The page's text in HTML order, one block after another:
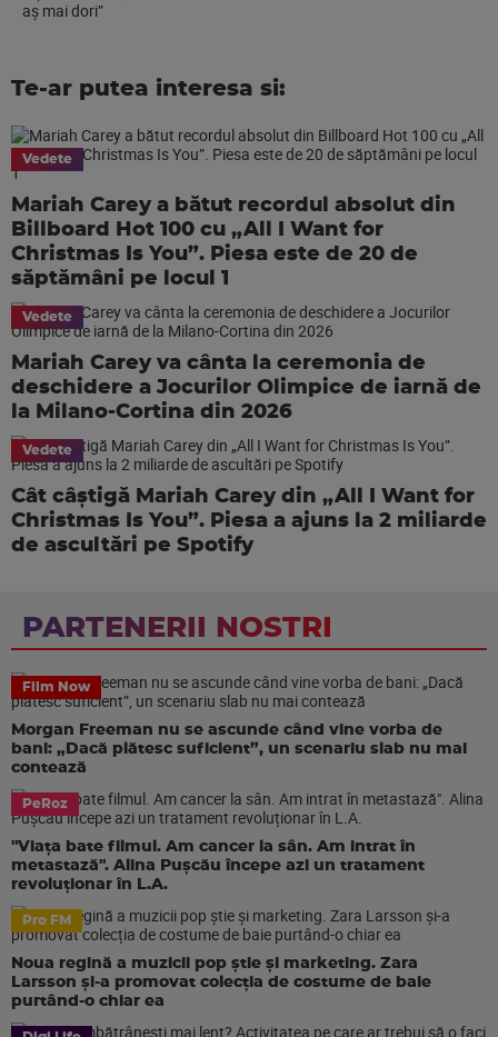
Te-ar putea interesa si:
Vedete
Mariah Carey a bătut recordul absolut din
Billboard Hot 100 cu „All I Want for
Christmas Is You”. Piesa este de 20 de
săptămâni pe locul 1
Vedete
Mariah Carey va cânta la ceremonia de
deschidere a Jocurilor Olimpice de iarnă de
la Milano-Cortina din 2026
Vedete
Cât câștigă Mariah Carey din „All I Want for
Christmas Is You”. Piesa a ajuns la 2 miliarde
de ascultări pe Spotify
PARTENERII NOSTRI
Film Now
Morgan Freeman nu se ascunde când vine vorba de
bani: „Dacă plătesc suficient”, un scenariu slab nu mai
contează
PeRoz
"Viața bate filmul. Am cancer la sân. Am intrat în
metastază". Alina Pușcău începe azi un tratament
revoluționar în L.A.
Pro FM
Noua regină a muzicii pop știe și marketing. Zara
Larsson și-a promovat colecția de costume de baie
purtând-o chiar ea